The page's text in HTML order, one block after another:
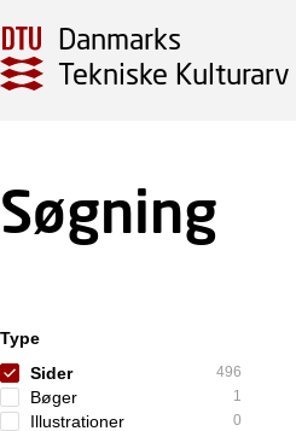
Danmarks
Tekniske Kulturarv
Søgning
Type
Sider
496
Bøger 1
Illustrationer 0